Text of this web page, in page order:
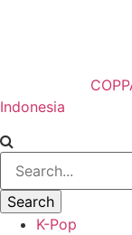
Indonesia
K-Pop